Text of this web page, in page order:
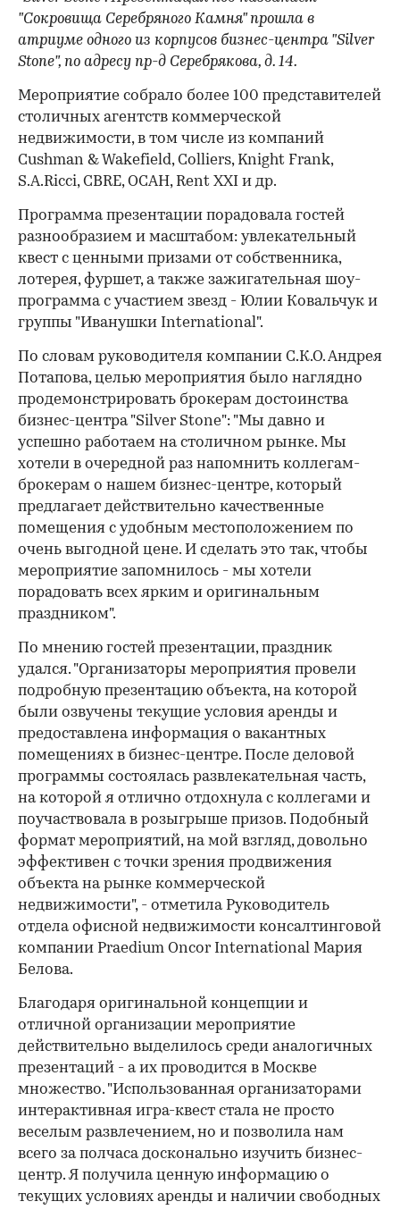
"Сокровища Серебряного Камня" прошла в
атриуме одного из корпусов бизнес-центра "Silver
Stone", по адресу пр-д Серебрякова, д. 14.
Мероприятие собрало более 100 представителей
столичных агентств коммерческой
недвижимости, в том числе из компаний
Cushman & Wakefield, Colliers, Knight Frank,
S.A.Ricci, CBRE, ОСАН, Rent XXI и др.
Программа презентации порадовала гостей
разнообразием и масштабом: увлекательный
квест с ценными призами от собственника,
лотерея, фуршет, а также зажигательная шоу-
программа с участием звезд - Юлии Ковальчук и
группы "Иванушки International".
По словам руководителя компании С.К.О. Андрея
Потапова, целью мероприятия было наглядно
продемонстрировать брокерам достоинства
бизнес-центра "Silver Stone": "Мы давно и
успешно работаем на столичном рынке. Мы
хотели в очередной раз напомнить коллегам-
брокерам о нашем бизнес-центре, который
предлагает действительно качественные
помещения с удобным местоположением по
очень выгодной цене. И сделать это так, чтобы
мероприятие запомнилось - мы хотели
порадовать всех ярким и оригинальным
праздником".
По мнению гостей презентации, праздник
удался. "Организаторы мероприятия провели
подробную презентацию объекта, на которой
были озвучены текущие условия аренды и
предоставлена информация о вакантных
помещениях в бизнес-центре. После деловой
программы состоялась развлекательная часть,
на которой я отлично отдохнула с коллегами и
поучаствовала в розыгрыше призов. Подобный
формат мероприятий, на мой взгляд, довольно
эффективен с точки зрения продвижения
объекта на рынке коммерческой
недвижимости", - отметила Руководитель
отдела офисной недвижимости консалтинговой
компании Praedium Oncor International Мария
Белова.
Благодаря оригинальной концепции и
отличной организации мероприятие
действительно выделилось среди аналогичных
презентаций - а их проводится в Москве
множество. "Использованная организаторами
интерактивная игра-квест стала не просто
веселым развлечением, но и позволила нам
всего за полчаса досконально изучить бизнес-
центр. Я получила ценную информацию о
текущих условиях аренды и наличии свободных